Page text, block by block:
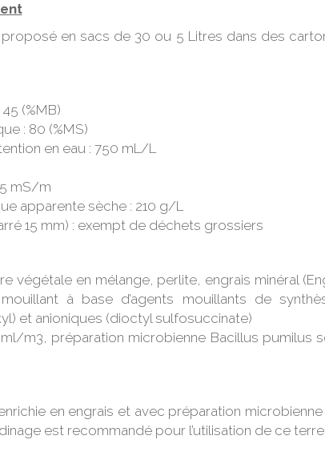
en sacs de 30 ou 5 Litres dans des
(%MB)
: 80 (%MS)
en eau : 750 mL/L
mS/m
apparente sèche : 210 g/L
15 mm) : exempt de déchets grossiers
végétale en mélange, perlite, engrais minéral
à base d’agents mouillants de
et anioniques (dioctyl sulfosuccinate)
m3, préparation microbienne Bacillus pumilus
en engrais et avec préparation
est recommandé pour l’utilisation de ce